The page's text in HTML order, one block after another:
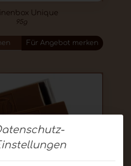
Unique
95g
Für Angebot merken